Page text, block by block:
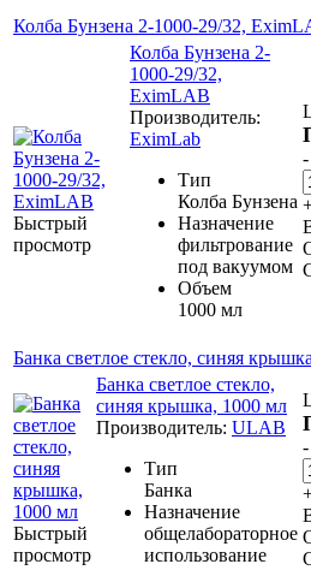
Колба Бунзена 2-1000-29/32,
Быстрый
просмотр
Колба Бунзена 2-
1000-29/32,
EximLAB
Производитель:
EximLab
Тип
Колба Бунзена
Назначение
фильтрование
под вакуумом
Объем
1000 мл
-
Банка светлое стекло, синяя
Быстрый
просмотр
Банка светлое стекло,
синяя крышка, 1000 мл
Производитель: ULAB
Тип
Банка
Назначение
общелабораторное
использование
-